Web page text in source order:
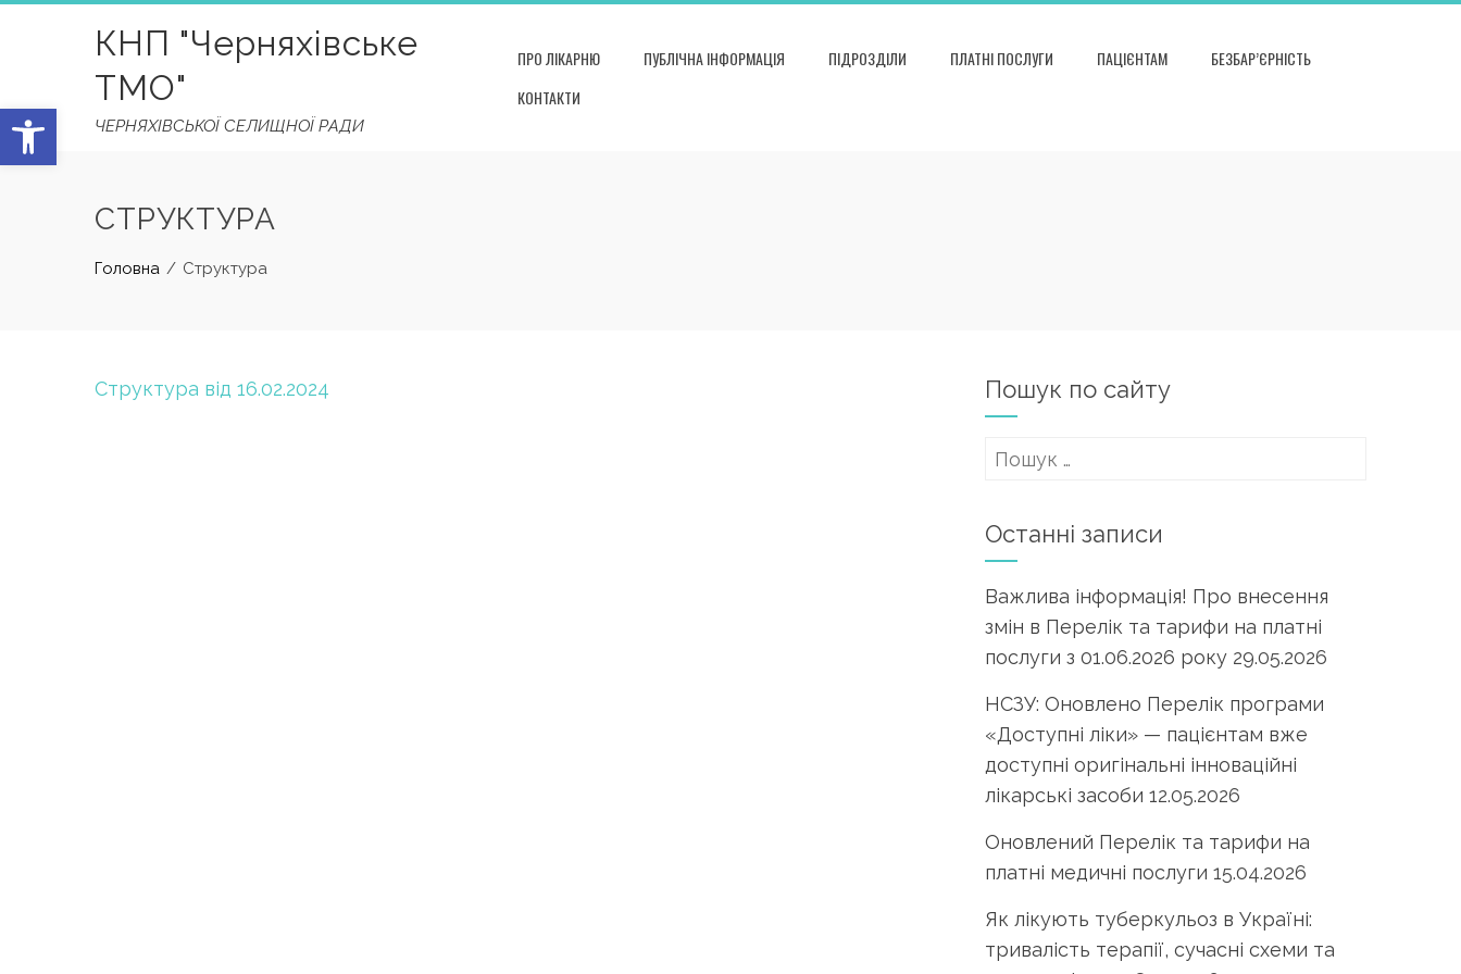
КНП "Черняхівське
ТМО"
ЧЕРНЯХІВСЬКОЇ СЕЛИЩНОЇ РАДИ
ПРО ЛІКАРНЮ ПУБЛІЧНА ІНФОРМАЦІЯ ПІДРОЗДІЛИ ПЛАТНІ ПОСЛУГИ ПАЦІЄНТАМ
БЕЗБАР’ЄРНІСТЬ
КОНТАКТИ
СТРУКТУРА
Головна Структура
Структура від 16.02.2024 Пошук по сайту
Пошук:
Останні записи
Важлива інформація! Про внесення
змін в Перелік та тарифи на платні
послуги з 01.06.2026 року 29.05.2026
НСЗУ: Оновлено Перелік програми
«Доступні ліки» — пацієнтам вже
доступні оригінальні інноваційні
лікарські засоби 12.05.2026
Оновлений Перелік та тарифи на
платні медичні послуги 15.04.2026
Як лікують туберкульоз в Україні:
тривалість терапії, сучасні схеми та
Відкрити Панель інструментів